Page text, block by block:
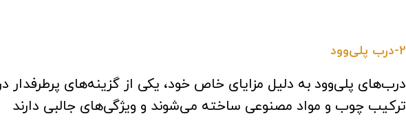
2-درب پلی‌وود
درب‌های پلی‌وود به دلیل مزایای خاص خود، یکی از گزینه‌های پرطرفدار
ترکیب چوب و مواد مصنوعی ساخته می‌شوند و ویژگی‌های جالبی دارند